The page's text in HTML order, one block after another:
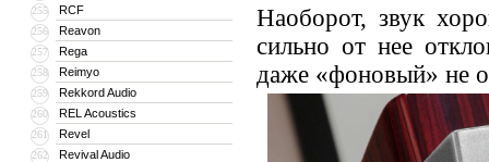
255 RCF
256 Reavon
257 Rega
258 Reimyo
259 Rekkord Audio
260 REL Acoustics
261 Revel
262 Revival Audio
Наоборот, звук
сильно от нее
даже «фоновый» не